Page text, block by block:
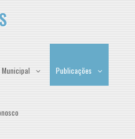
Municipal Publicações